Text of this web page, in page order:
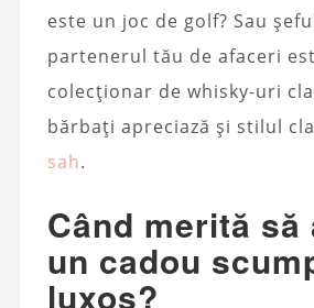
este un joc de golf? Sau
partenerul tău de afaceri
colecționar de whisky-uri
bărbați apreciază și stilul
sah.
Când merită să
un cadou
luxos?